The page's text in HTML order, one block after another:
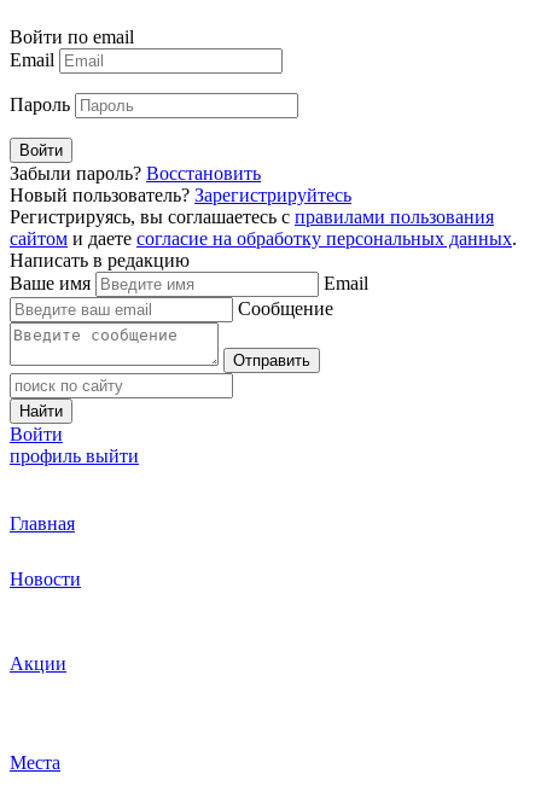
Войти по email
Email
Пароль
Войти
Забыли пароль? Восстановить
Новый пользователь? Зарегистрируйтесь
Регистрируясь, вы соглашаетесь с правилами пользования
сайтом и даете согласие на обработку персональных данных.
Написать в редакцию
Ваше имя
Email
Сообщение
Отправить
Найти
Войти
профиль выйти
Главная
Новости
Акции
Места